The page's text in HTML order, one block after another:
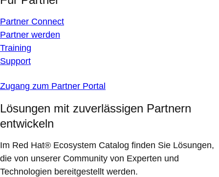
Partner Connect
Partner werden
Training
Support
Zugang zum Partner Portal
Lösungen mit zuverlässigen Partnern
entwickeln
Im Red Hat® Ecosystem Catalog finden Sie Lösungen,
die von unserer Community von Experten und
Technologien bereitgestellt werden.